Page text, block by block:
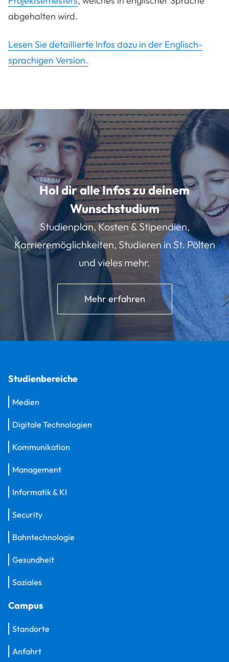
abgehalten wird.
Lesen Sie detaillierte Infos dazu in der Englisch-
sprachigen Version.
Hol dir alle Infos zu deinem
Wunschstudium
Studienplan, Kosten & Stipendien,
Karrieremöglichkeiten, Studieren in St. Pölten
und vieles mehr.
Mehr erfahren
Studienbereiche
Medien
Digitale Technologien
Kommunikation
Management
Informatik & KI
Security
Bahntechnologie
Gesundheit
Soziales
Campus
Standorte
Anfahrt